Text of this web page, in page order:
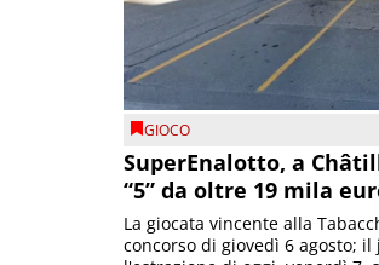
GIOCO
SuperEnalotto, a
“5” da oltre 19 mila
La giocata vincente alla
concorso di giovedì 6 agosto; il